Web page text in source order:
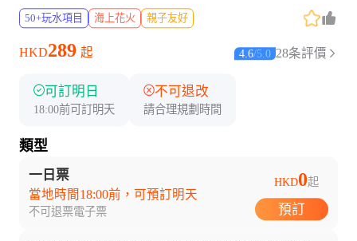
50+玩水項目 海上花火 親子友好
HKD289 起 4.6/5.0 28条評價
可訂明日
18:00前可訂明天
不可退改
請合理規劃時間
類型
一日票
當地時間18:00前，可預訂明天
不可退票電子票
HKD0起
預訂